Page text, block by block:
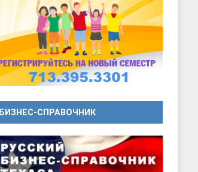
БИЗНЕС-СПРАВОЧНИК